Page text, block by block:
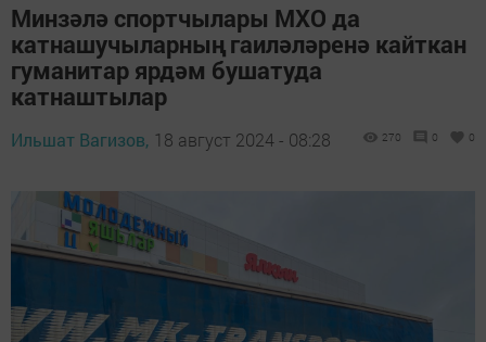
Минзәлә спортчылары МХО да
катнашучыларның гаиләләренә кайткан
гуманитар ярдәм бушатуда
катнаштылар
Ильшат Вагизов, 18 август 2024 - 08:28 270 0 0